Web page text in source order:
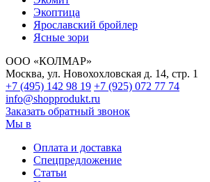
Экоптица
Ярославский бройлер
Ясные зори
ООО «КОЛМАР»
Москва, ул. Новохохловская д. 14, стр. 1
+7 (495) 142 98 19 +7 (925) 072 77 74
info@shopprodukt.ru
Заказать обратный звонок
Мы в
Оплата и доставка
Спецпредложение
Статьи